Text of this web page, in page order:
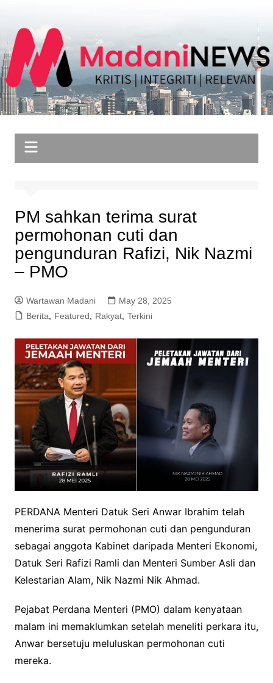
content
PM sahkan terima surat
permohonan cuti dan
pengunduran Rafizi, Nik Nazmi
– PMO
Wartawan Madani
May 28, 2025
Berita, Featured, Rakyat, Terkini
PERDANA Menteri Datuk Seri Anwar Ibrahim telah
menerima surat permohonan cuti dan pengunduran
sebagai anggota Kabinet daripada Menteri Ekonomi,
Datuk Seri Rafizi Ramli dan Menteri Sumber Asli dan
Kelestarian Alam, Nik Nazmi Nik Ahmad.
Pejabat Perdana Menteri (PMO) dalam kenyataan
malam ini memaklumkan setelah meneliti perkara itu,
Anwar bersetuju meluluskan permohonan cuti
mereka.